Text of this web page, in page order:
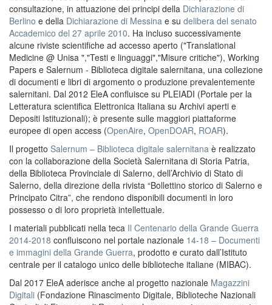
consultazione, in attuazione dei principi della Dichiarazione di
Berlino e della Dichiarazione di Messina e su delibera del senato
Accademico del 27 aprile 2010. Ha incluso successivamente
alcune riviste scientifiche ad accesso aperto ("Translational
Medicine @ Unisa ","Testi e linguaggi","Misure critiche"), Working
Papers e Salernum - Biblioteca digitale salernitana, una collezione
di documenti e libri di argomento o produzione prevalentemente
salernitani. Dal 2012 EleA confluisce su PLEIADI (Portale per la
Letteratura scientifica Elettronica Italiana su Archivi aperti e
Depositi Istituzionali); è presente sulle maggiori piattaforme
europee di open access (OpenAire, OpenDOAR, ROAR).
Il progetto Salernum – Biblioteca digitale salernitana è realizzato
con la collaborazione della Società Salernitana di Storia Patria,
della Biblioteca Provinciale di Salerno, dell’Archivio di Stato di
Salerno, della direzione della rivista “Bollettino storico di Salerno e
Principato Citra”, che rendono disponibili documenti in loro
possesso o di loro proprietà intellettuale.
I materiali pubblicati nella teca Il Centenario della Grande Guerra
2014-2018 confluiscono nel portale nazionale 14-18 – Documenti
e immagini della Grande Guerra, prodotto e curato dall’Istituto
centrale per il catalogo unico delle biblioteche italiane (MIBAC).
Dal 2017 EleA aderisce anche al progetto nazionale Magazzini
Digitali (Fondazione Rinascimento Digitale, Biblioteche Nazionali